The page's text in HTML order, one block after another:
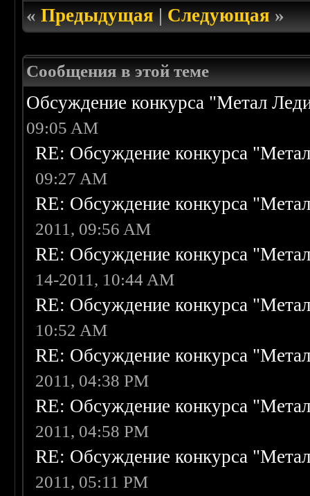
«Предыдущая|Следующая»
Сообщения в этой теме
Обсуждение конкурса "Метал
09:05 AM
RE: Обсуждение конкурса
09:27 AM
RE: Обсуждение конкурса
2011, 09:56 AM
RE: Обсуждение конкурса
14-2011, 10:44 AM
RE: Обсуждение конкурса
10:52 AM
RE: Обсуждение конкурса
2011, 04:38 PM
RE: Обсуждение конкурса
2011, 04:58 PM
RE: Обсуждение конкурса
2011, 05:11 PM